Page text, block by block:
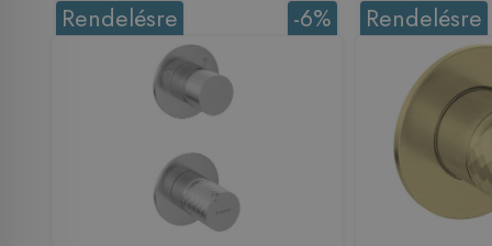
-6%
Rendelésre Rendelésre